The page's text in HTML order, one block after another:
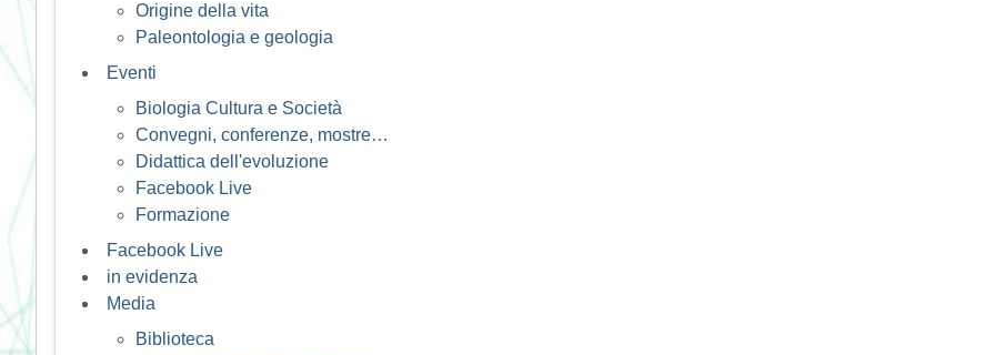
Origine della vita
Paleontologia e geologia
Eventi
Biologia Cultura e Società
Convegni, conferenze, mostre…
Didattica dell'evoluzione
Facebook Live
Formazione
Facebook Live
in evidenza
Media
Biblioteca